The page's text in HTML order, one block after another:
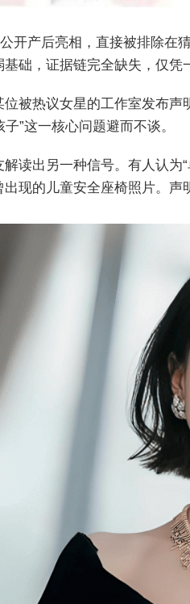
开产后亮相，直接被排除在
础，证据链完全缺失，仅凭
被热议女星的工作室发布
”这一核心问题避而不谈。
读出另一种信号。有人认
现的儿童安全座椅照片。声